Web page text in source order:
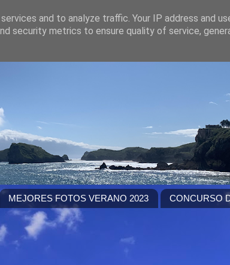
MEJORES FOTOS VERANO 2023 CONCURSO
and to analyze traffic. Your IP address and
security metrics to ensure quality of service,